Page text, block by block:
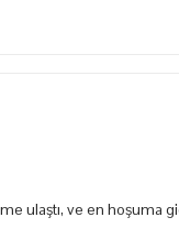
ve en hoşuma